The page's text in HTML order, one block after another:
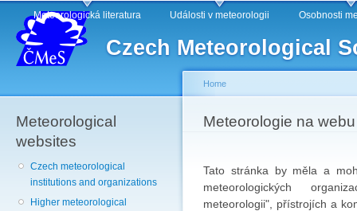
Czech Meteorological
Main menu
Meteorologická literatura Události v meteorologii Osobnosti
Meteorological
websites
Czech meteorological
institutions and organizations
Higher meteorological
You are here
Home
Meteorologie na webu
Tato stránka by měla a
meteorologických
meteorologii", přístrojích a